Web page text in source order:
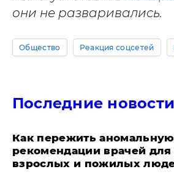
они не разваривались.
Общество Реакция соцсетей
Последние новости
Как пережить
рекомендации врачей для
взрослых и пожилых